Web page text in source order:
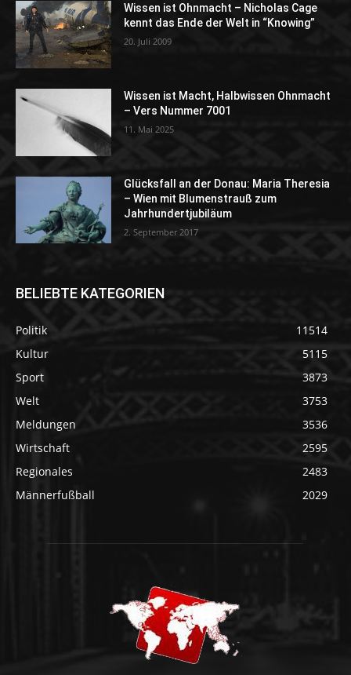
Wissen ist Ohnmacht – Nicholas Cage
kennt das Ende der Welt in “Knowing”
20. Juli 2009
Wissen ist Macht, Halbwissen Ohnmacht
– Vers Nummer 7001
11. Mai 2025
Glücksfall an der Donau: Maria Theresia
– Wien mit Blumenstrauß zum
Jahrhundertjubiläum
2. September 2017
BELIEBTE KATEGORIEN
Politik
11514
Kultur
5115
Sport
3873
Welt
3753
Meldungen
3536
Wirtschaft
2595
Regionales
2483
Männerfußball
2029